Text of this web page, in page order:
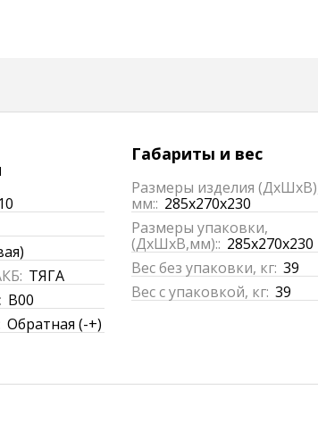
ТЯГА
B00
Обратная (-+)
Габариты и вес
Размеры изделия
мм:: 285x270x230
Размеры упаковки,
(ДхШхВ,мм):: 285x270x230
Вес без упаковки, кг: 39
Вес с упаковкой, кг: 39